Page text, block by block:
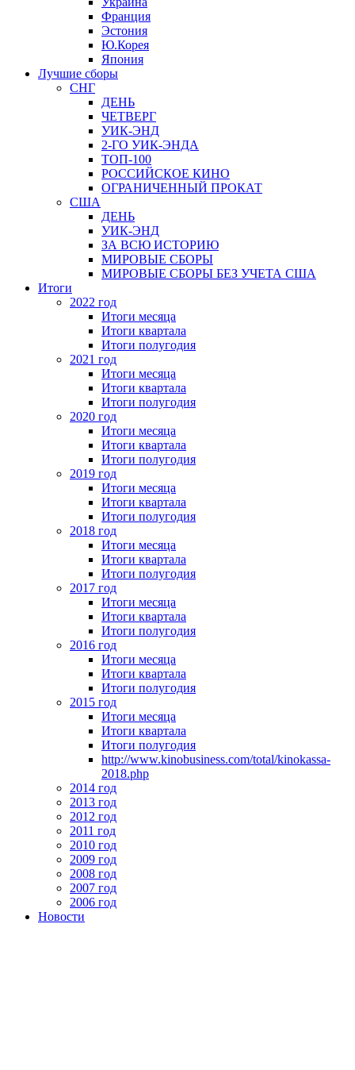
Франция
Эстония
Ю.Корея
Япония
Лучшие сборы
СНГ
ДЕНЬ
ЧЕТВЕРГ
УИК-ЭНД
2-ГО УИК-ЭНДА
ТОП-100
РОССИЙСКОЕ КИНО
ОГРАНИЧЕННЫЙ ПРОКАТ
США
ДЕНЬ
УИК-ЭНД
ЗА ВСЮ ИСТОРИЮ
МИРОВЫЕ СБОРЫ
МИРОВЫЕ СБОРЫ БЕЗ УЧЕТА США
Итоги
2022 год
Итоги месяца
Итоги квартала
Итоги полугодия
2021 год
Итоги месяца
Итоги квартала
Итоги полугодия
2020 год
Итоги месяца
Итоги квартала
Итоги полугодия
2019 год
Итоги месяца
Итоги квартала
Итоги полугодия
2018 год
Итоги месяца
Итоги квартала
Итоги полугодия
2017 год
Итоги месяца
Итоги квартала
Итоги полугодия
2016 год
Итоги месяца
Итоги квартала
Итоги полугодия
2015 год
Итоги месяца
Итоги квартала
Итоги полугодия
http://www.kinobusiness.com/total/kinokassa-
2018.php
2014 год
2013 год
2012 год
2011 год
2010 год
2009 год
2008 год
2007 год
2006 год
Новости